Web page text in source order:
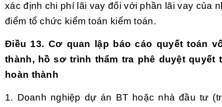
xác định chi phí lãi vay đối với phần lãi vay của
điểm tổ chức kiểm toán kiểm toán.
Điều 13. Cơ quan lập báo cáo quyết toán
thành, hồ sơ trình thẩm tra phê duyệt quyết
hoàn thành
1. Doanh nghiệp dự án BT hoặc nhà đầu tư